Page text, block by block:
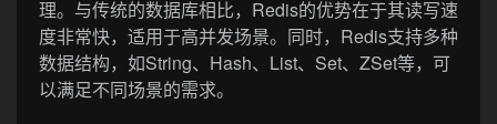
理。与传统的数据库相比，Redis的优势在于其读写速
度非常快，适用于高并发场景。同时，Redis支持多种
数据结构，如String、Hash、List、Set、ZSet等，可
以满足不同场景的需求。